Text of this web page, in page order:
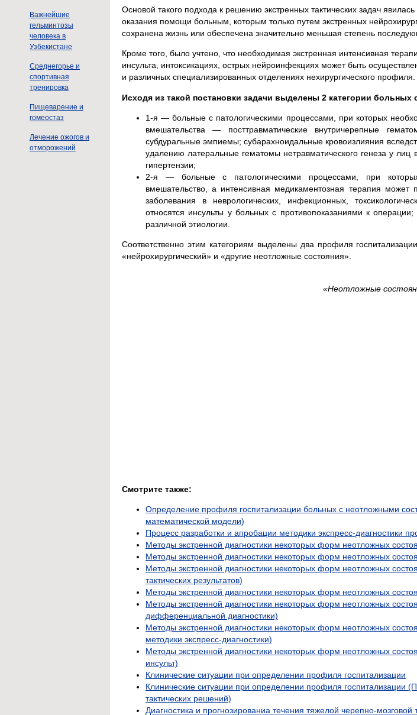
Важнейшие
гельминтозы
человека в
Узбекистане
Среднегорье и
спортивная
тренировка
Пищеварение и
гомеостаз
Лечение ожогов и
отморожений
Основой такого подхода к решению экстренных тактических задач
оказания помощи больным, которым только путем экстренных
сохранена жизнь или обеспечена значительно меньшая степень
Кроме того, было учтено, что необходимая экстренная интенсивная
инсульта, интоксикациях, острых нейроинфекциях может быть
и различных специализированных отделениях нехирургического профиля.
Исходя из такой постановки задачи выделены 2 категории
1-я — больные с патологическими процессами, при которых
вмешательства — посттравматические внутричерепные
субдуральные эмпиемы; субарахноидальные кровоизлияния
удалению латеральные гематомы нетравматического генеза у лиц
гипертензии;
2-я — больные с патологическими процессами, при которых
вмешательство, а интенсивная медикаментозная терапия может
заболевания в неврологических, инфекционных,
относятся инсульты у больных с противопоказаниями к
различной этиологии.
Соответственно этим категориям выделены два профиля
«нейрохирургический» и «другие неотложные состояния».
«Неотложные
Смотрите также:
Определение профиля госпитализации больных с неотложными
математической модели)
Процесс разработки и апробации методики экспресс-диагностики
Методы экстренной диагностики некоторых форм неотложных
Методы экстренной диагностики некоторых форм неотложных
Методы экстренной диагностики некоторых форм неотложных
тактических результатов)
Методы экстренной диагностики некоторых форм неотложных
Методы экстренной диагностики некоторых форм неотложных
дифференциальной диагностики)
Методы экстренной диагностики некоторых форм неотложных
методики экспресс-диагностики)
Методы экстренной диагностики некоторых форм неотложных
инсульт)
Клинические ситуации при определении профиля госпитализации
Клинические ситуации при определении профиля госпитализации
тактических решений)
Диагностика и прогнозированиа течения тяжелой черепно-мозговой